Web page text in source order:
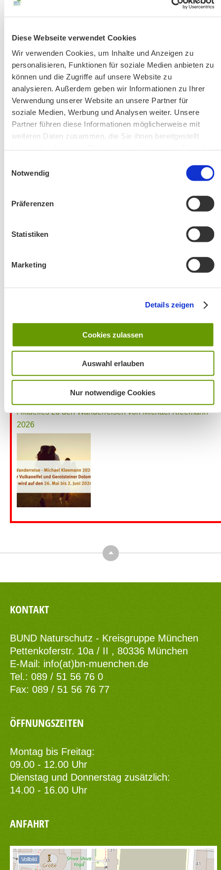
Diese Webseite verwendet Cookies
Wir verwenden Cookies, um Inhalte und Anzeigen zu
personalisieren, Funktionen für soziale Medien anbieten zu
können und die Zugriffe auf unsere Website zu
analysieren. Außerdem geben wir Informationen zu Ihrer
Verwendung unserer Website an unsere Partner für
soziale Medien, Werbung und Analysen weiter. Unsere
Partner führen diese Informationen möglicherweise mit
weiteren Daten zusammen, die Sie ihnen bereitgestellt
Notwendig
Präferenzen
Statistiken
Marketing
Details zeigen
Cookies zulassen
Auswahl erlauben
Nur notwendige Cookies
AKTUELLE ÄNDERUNGEN BEIM BILDUNGSWERK:
Aktuelle Änderungen bei unseren Exkursionen
Änderung! Aschauer Runde: Bankerlweg – Bärnsee –
Aktuelles zu den Wanderreisen von Michael Kleemann
2026
Top
KONTAKT
BUND Naturschutz - Kreisgruppe München
Pettenkoferstr. 10a / II , 80336 München
E-Mail: info(at)bn-muenchen.de
Tel.: 089 / 51 56 76 0
Fax: 089 / 51 56 76 77
ÖFFNUNGSZEITEN
Montag bis Freitag:
09.00 - 12.00 Uhr
Dienstag und Donnerstag zusätzlich:
14.00 - 16.00 Uhr
ANFAHRT
Vollbild